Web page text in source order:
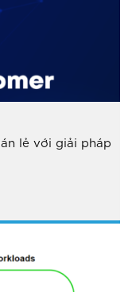
lẻ với giải pháp